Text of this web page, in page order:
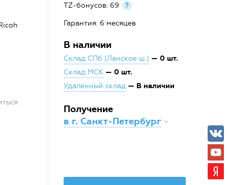
TZ-бонусов: 69 ?
Гарантия: 6 месяцев
В наличии
Склад СПб (Ланское ш.) — 0 шт.
Склад МСК — 0 шт.
Удалённый склад — В наличии
Получение
в г. Санкт-Петербург